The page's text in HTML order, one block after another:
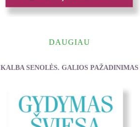
DAUGIAU
KALBA SENOLĖS. GALIOS PAŽADINIMAS
McErlane Sharon